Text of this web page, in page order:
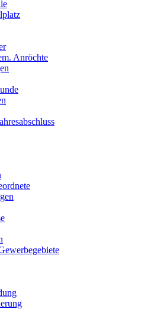
Anröchte